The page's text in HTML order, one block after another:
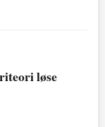
løse